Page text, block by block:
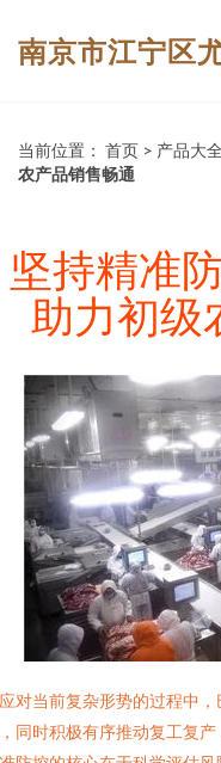
南京市江宁区
当前位置： 首页 > 产品大全
农产品销售畅通
坚持精准
助力初级
对当前复杂形势的过程中
同时积极有序推动复工复